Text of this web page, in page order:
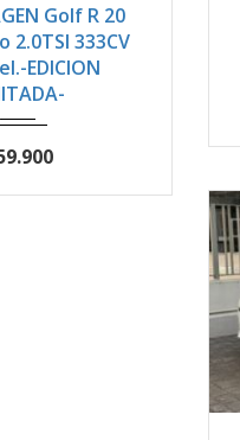
Golf R 20
2.0TSI 333CV
EDICION